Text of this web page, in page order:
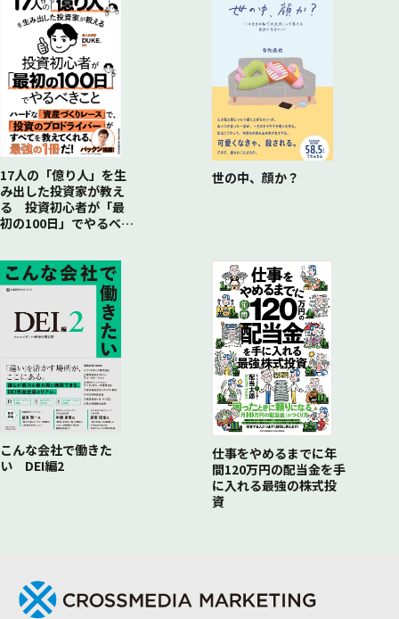
17人の「億り人」を生
み出した投資家が教え
る 投資初心者が「最
初の100日」でやるべき
世の中、顔か？
こんな会社で働きた
い DEI編2
仕事をやめるまでに年
間120万円の配当金を手
に入れる最強の株式投
資